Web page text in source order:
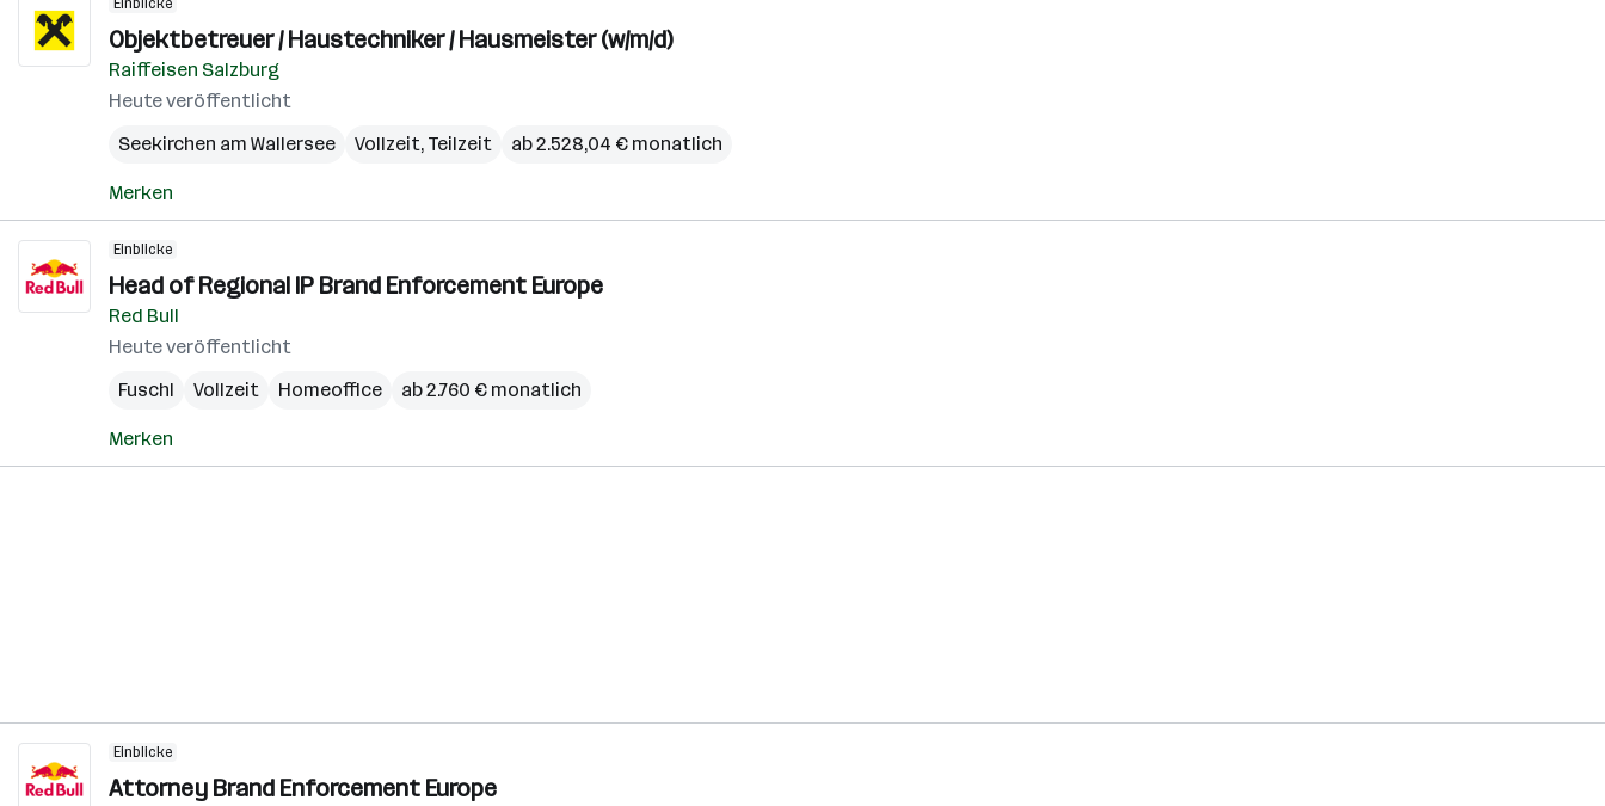
Einblicke
Objektbetreuer / Haustechniker / Hausmeister (w/m/d)
Raiffeisen Salzburg
Heute veröffentlicht
Seekirchen am Wallersee
Vollzeit, Teilzeit ab 2.528,04 € monatlich
Merken
Einblicke
Head of Regional IP Brand Enforcement Europe
Red Bull
Heute veröffentlicht
Fuschl
Vollzeit Homeoffice ab 2.760 € monatlich
Merken
Einblicke
Attorney Brand Enforcement Europe